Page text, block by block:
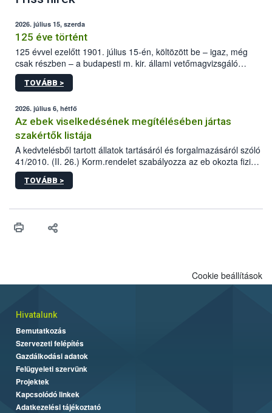
2026. július 15, szerda
125 éve történt
125 évvel ezelőtt 1901. július 15-én, költözött be – igaz, még
csak részben – a budapesti m. kir. állami vetőmagvizsgáló
állomás a Kis Rókus utca 15. szám alatti, Czigler Győző által
tervezett új épületébe.
TOVÁBB >
2026. július 6, hétfő
Az ebek viselkedésének megítélésében jártas
szakértők listája
A kedvtelésből tartott állatok tartásáról és forgalmazásáról szóló
41/2010. (II. 26.) Korm.rendelet szabályozza az eb okozta fizikai
sérülés, illetve ennek veszélye keletkezésekor felmerülő
hatósági feladatokat, valamint a veszélyes eb tartását és annak
vonni az ebek viselkedésének megítélésében jártas szakértőt.
TOVÁBB >
Cookie beállítások
Hivatalunk
Bemutatkozás
Szervezeti felépítés
Gazdálkodási adatok
Felügyeleti szervünk
Projektek
Kapcsolódó linkek
Adatkezelési tájékoztató